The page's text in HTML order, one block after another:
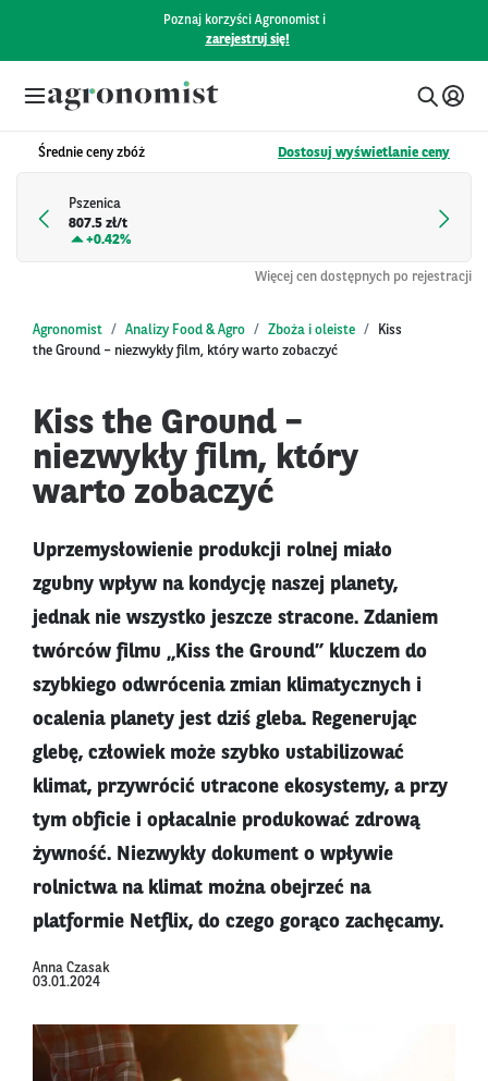
Poznaj korzyści Agronomist i
zarejestruj się!
Średnie ceny zbóż Dostosuj wyświetlanie ceny
Pszenica
807.5 zł/t
+0.42%
Więcej cen dostępnych po rejestracji
Agronomist Analizy Food & Agro Zboża i oleiste
Kiss
the Ground – niezwykły film, który warto zobaczyć
Kiss the Ground –
niezwykły film, który
warto zobaczyć
Uprzemysłowienie produkcji rolnej miało
zgubny wpływ na kondycję naszej planety,
jednak nie wszystko jeszcze stracone. Zdaniem
twórców filmu „Kiss the Ground” kluczem do
szybkiego odwrócenia zmian klimatycznych i
ocalenia planety jest dziś gleba. Regenerując
glebę, człowiek może szybko ustabilizować
klimat, przywrócić utracone ekosystemy, a przy
tym obficie i opłacalnie produkować zdrową
żywność. Niezwykły dokument o wpływie
rolnictwa na klimat można obejrzeć na
platformie Netflix, do czego gorąco zachęcamy.
Anna Czasak
03.01.2024